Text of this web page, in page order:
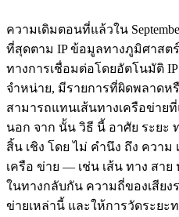
ความเดิมตอนที่แล้วใน
ที่สุดตาม IP ข้อมูลทางภูมิศาสต
ทางการเชื่อมต่อโดยอัตโนมัติ
จําหน่าย, มีรายการที่ผิดพลาดห
สามารถแทนเส้นทางเครือข่าย
นอก จาก นั้น วิธี นี้ อาศัย ระยะ
สิ้น เชิง โดย ไม่ คํานึง ถึง ความ
เครือ ข่าย — เช่น เส้น ทาง สาย
ในทางกลับกัน ความถี่ของเสียง
ข่ายเหล่านี้ และให้การวัดระยะ